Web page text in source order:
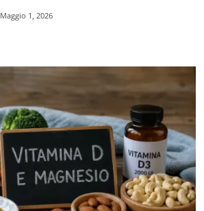
Maggio 1, 2026